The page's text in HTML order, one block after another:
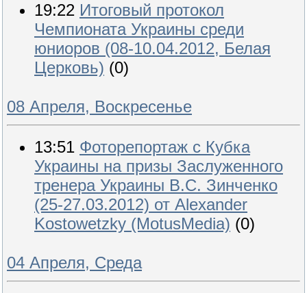
19:22 Итоговый протокол
Чемпионата Украины среди
юниоров (08-10.04.2012, Белая
Церковь) (0)
08 Апреля, Воскресенье
13:51 Фоторепортаж с Кубка
Украины на призы Заслуженного
тренера Украины В.С. Зинченко
(25-27.03.2012) от Alexander
Kostowetzky (MotusMedia) (0)
04 Апреля, Среда